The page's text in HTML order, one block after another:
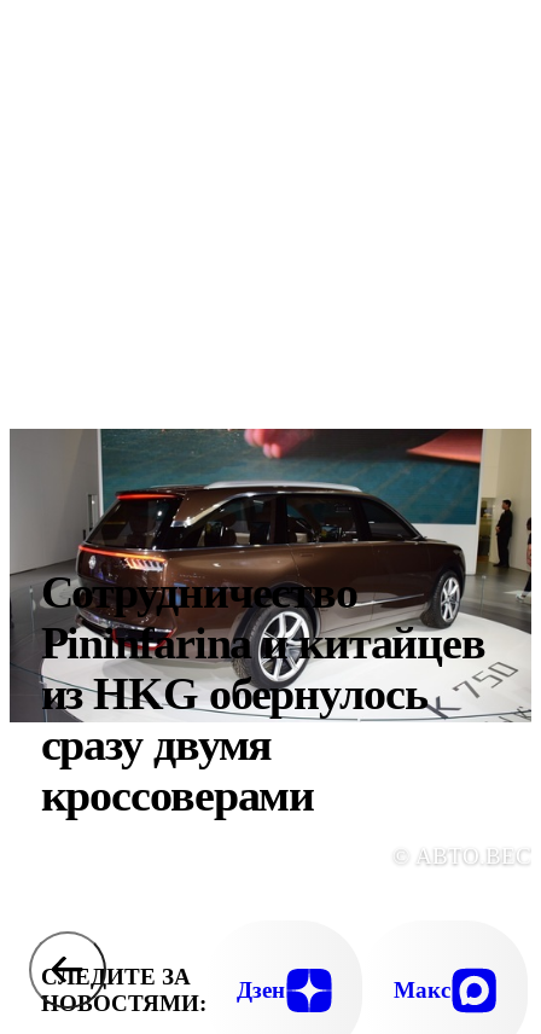
Сотрудничество
Pininfarina и китайцев
из HKG обернулось
сразу двумя
кроссоверами
©
СЛЕДИТЕ ЗА
НОВОСТЯМИ:
Дзен Макс